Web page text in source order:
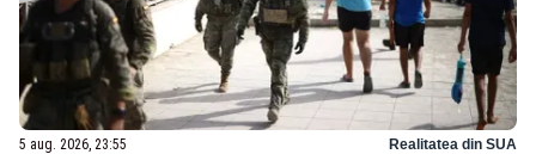
5 aug. 2026, 23:55 Realitatea din SUA